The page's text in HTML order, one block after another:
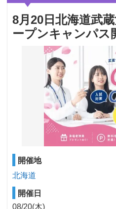
8月20日北海道武
ープンキャンパス
開催地
北海道
開催日
08/20(木)